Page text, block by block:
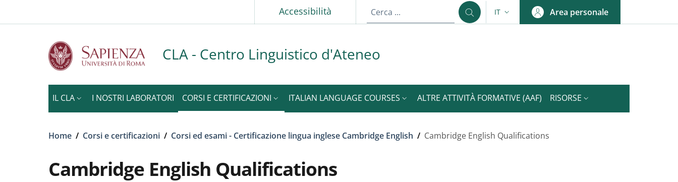
Accessibilità SELETTORE LINGUA: CURRENT LANGUAGE
IT Area personale
CLA - Centro Linguistico d'Ateneo
IL CLA I NOSTRI LABORATORI CORSI E CERTIFICAZIONI ITALIAN LANGUAGE COURSES ALTRE ATTIVITÀ FORMATIVE (AAF) RISORSE
Briciole di pane
Home / Corsi e certificazioni / Corsi ed esami - Certificazione lingua inglese Cambridge English / Cambridge English Qualifications
Cambridge English Qualifications